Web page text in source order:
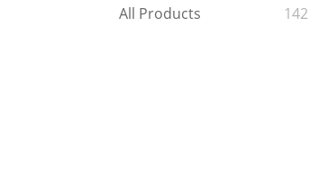
All Products
142